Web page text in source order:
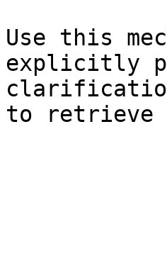
Use this
explicitly